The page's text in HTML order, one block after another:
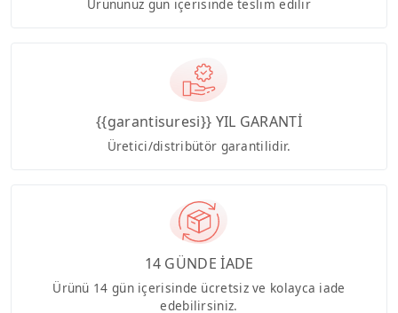
Ürününüz gün içerisinde teslim edilir
{{garantisuresi}} YIL GARANTİ
Üretici/distribütör garantilidir.
14 GÜNDE İADE
Ürünü 14 gün içerisinde ücretsiz ve kolayca iade
edebilirsiniz.